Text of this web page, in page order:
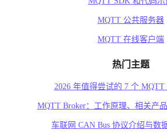
MQTT 公共服务器
MQTT 在线客户端
热门主题
2026 年值得尝试的 7 个
MQTT Broker：工作原理、相关产
车联网 CAN Bus 协议介绍与数